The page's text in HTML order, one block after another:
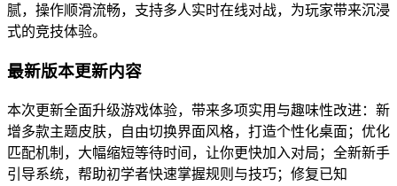
腻，操作顺滑流畅，支持多人实时在线对战，为玩家带来沉浸
式的竞技体验。
最新版本更新内容
本次更新全面升级游戏体验，带来多项实用与趣味性改进：新
增多款主题皮肤，自由切换界面风格，打造个性化桌面；优化
匹配机制，大幅缩短等待时间，让你更快加入对局；全新新手
引导系统，帮助初学者快速掌握规则与技巧；修复已知